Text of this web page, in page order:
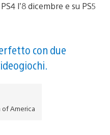
con due
of America